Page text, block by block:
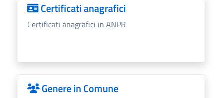
Certificati anagrafici
Certificati anagrafici in ANPR
Genere in Comune